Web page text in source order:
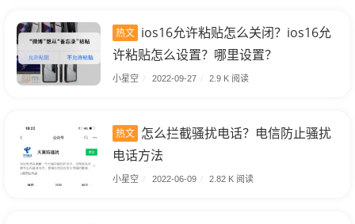
热文 ios16允许粘贴怎么关闭？ios16允
许粘贴怎么设置？哪里设置？
小星空 / 2022-09-27 / 2.9 K 阅读
热文 怎么拦截骚扰电话？电信防止骚扰
电话方法
小星空 / 2022-06-09 / 2.82 K 阅读